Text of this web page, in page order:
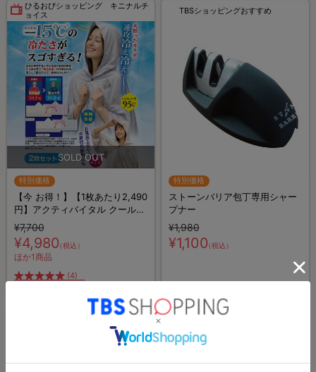
ひるおびショッピング キニナルチ
ョイス
特別価格
【今 お得！】【1枚あたり2,490
円】アクティバイタル クールメ
イカー 冷却ポンチョ／2枚セッ
ト
¥7,700
¥4,980（税込）
ほか1商品
(4)
TBSショッピングおすすめ
特別価格
ストーンバリア包丁専用シャー
プナー
¥1,980
¥1,100（税込）
TBSショッピングおすすめ